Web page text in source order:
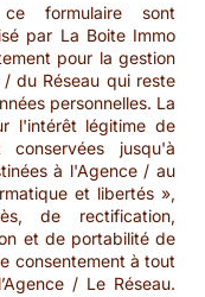
formulaire sont
par La Boite Immo
pour la gestion
du Réseau qui reste
personnelles. La
l'intérêt légitime de
jusqu'à
à l'Agence / au
et libertés »,
de rectification,
et de portabilité de
consentement à tout
/ Le Réseau.